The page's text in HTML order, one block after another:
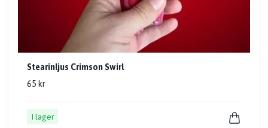
Stearinljus Crimson Swirl
65 kr
I lager